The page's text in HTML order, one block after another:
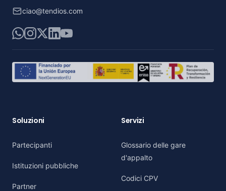
ciao@tendios.com
WhatsApp
Instagram
X LinkedIn
YouTube
Soluzioni
Partecipanti
Istituzioni pubbliche
Partner
Servizi
Glossario delle gare
d'appalto
Codici CPV